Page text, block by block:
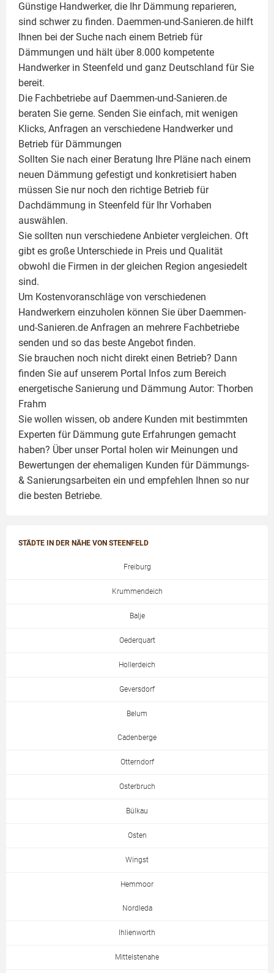
Günstige Handwerker, die Ihr Dämmung reparieren,
sind schwer zu finden. Daemmen-und-Sanieren.de hilft
Ihnen bei der Suche nach einem Betrieb für
Dämmungen und hält über 8.000 kompetente
Handwerker in Steenfeld und ganz Deutschland für Sie
bereit.
Die Fachbetriebe auf Daemmen-und-Sanieren.de
beraten Sie gerne. Senden Sie einfach, mit wenigen
Klicks, Anfragen an verschiedene Handwerker und
Betrieb für Dämmungen
Sollten Sie nach einer Beratung Ihre Pläne nach einem
neuen Dämmung gefestigt und konkretisiert haben
müssen Sie nur noch den richtige Betrieb für
Dachdämmung in Steenfeld für Ihr Vorhaben
auswählen.
Sie sollten nun verschiedene Anbieter vergleichen. Oft
gibt es große Unterschiede in Preis und Qualität
obwohl die Firmen in der gleichen Region angesiedelt
sind.
Um Kostenvoranschläge von verschiedenen
Handwerkern einzuholen können Sie über Daemmen-
und-Sanieren.de Anfragen an mehrere Fachbetriebe
senden und so das beste Angebot finden.
Sie brauchen noch nicht direkt einen Betrieb? Dann
finden Sie auf unserem Portal Infos zum Bereich
energetische Sanierung und Dämmung Autor: Thorben
Frahm
Sie wollen wissen, ob andere Kunden mit bestimmten
Experten für Dämmung gute Erfahrungen gemacht
haben? Über unser Portal holen wir Meinungen und
Bewertungen der ehemaligen Kunden für Dämmungs-
& Sanierungsarbeiten ein und empfehlen Ihnen so nur
die besten Betriebe.
STÄDTE IN DER NÄHE VON STEENFELD
Freiburg
Krummendeich
Balje
Oederquart
Hollerdeich
Geversdorf
Belum
Cadenberge
Otterndorf
Osterbruch
Bülkau
Osten
Wingst
Hemmoor
Nordleda
Ihlienworth
Mittelstenahe